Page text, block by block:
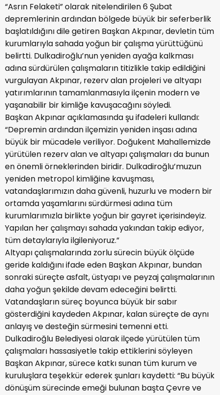
“Asrın Felaketi” olarak nitelendirilen 6 Şubat
depremlerinin ardından bölgede büyük bir seferberlik
başlatıldığını dile getiren Başkan Akpınar, devletin tüm
kurumlarıyla sahada yoğun bir çalışma yürüttüğünü
belirtti. Dulkadiroğlu’nun yeniden ayağa kalkması
adına sürdürülen çalışmaların titizlikle takip edildiğini
vurgulayan Akpınar, rezerv alan projeleri ve altyapı
yatırımlarının tamamlanmasıyla ilçenin modern ve
yaşanabilir bir kimliğe kavuşacağını söyledi.
Başkan Akpınar açıklamasında şu ifadeleri kullandı:
“Depremin ardından ilçemizin yeniden inşası adına
büyük bir mücadele veriliyor. Doğukent Mahallemizde
yürütülen rezerv alan ve altyapı çalışmaları da bunun
en önemli örneklerinden biridir. Dulkadiroğlu’muzun
yeniden metropol kimliğine kavuşması,
vatandaşlarımızın daha güvenli, huzurlu ve modern bir
ortamda yaşamlarını sürdürmesi adına tüm
kurumlarımızla birlikte yoğun bir gayret içerisindeyiz.
Yapılan her çalışmayı sahada yakından takip ediyor,
tüm detaylarıyla ilgileniyoruz.”
Altyapı çalışmalarında zorlu sürecin büyük ölçüde
geride kaldığını ifade eden Başkan Akpınar, bundan
sonraki süreçte asfalt, üstyapı ve peyzaj çalışmalarının
daha yoğun şekilde devam edeceğini belirtti.
Vatandaşların süreç boyunca büyük bir sabır
gösterdiğini kaydeden Akpınar, kalan süreçte de aynı
anlayış ve desteğin sürmesini temenni etti.
Dulkadiroğlu Belediyesi olarak ilçede yürütülen tüm
çalışmaları hassasiyetle takip ettiklerini söyleyen
Başkan Akpınar, sürece katkı sunan tüm kurum ve
kuruluşlara teşekkür ederek şunları kaydetti: “Bu büyük
dönüşüm sürecinde emeği bulunan başta Çevre ve